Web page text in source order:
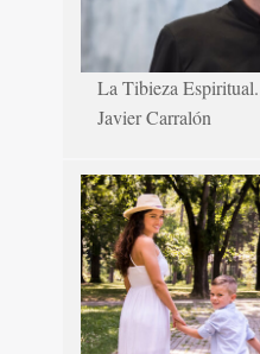
La Tibieza Espiritual.
Javier Carralón